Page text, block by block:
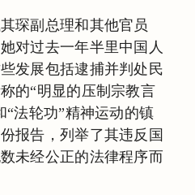
琛副总理和其他官员
对过去一年半里中国人
发展包括逮捕并判处民
的“明显的压制宗教言
“法轮功”精神运动的镇
报告，列举了其违反国
未经公正的法律程序而